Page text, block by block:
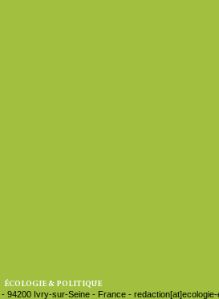
ÉCOLOGIE & POLITIQUE
94200 Ivry-sur-Seine - France - redaction[at]ecologie-